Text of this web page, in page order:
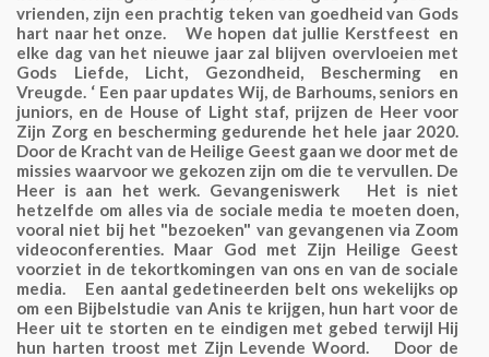
vrienden, zijn een prachtig teken van goedheid van Gods
hart naar het onze. We hopen dat jullie Kerstfeest en
elke dag van het nieuwe jaar zal blijven overvloeien met
Gods Liefde, Licht, Gezondheid, Bescherming en
Vreugde. ‘ Een paar updates Wij, de Barhoums, seniors en
juniors, en de House of Light staf, prijzen de Heer voor
Zijn Zorg en bescherming gedurende het hele jaar 2020.
Door de Kracht van de Heilige Geest gaan we door met de
missies waarvoor we gekozen zijn om die te vervullen. De
Heer is aan het werk. Gevangeniswerk Het is niet
hetzelfde om alles via de sociale media te moeten doen,
vooral niet bij het "bezoeken" van gevangenen via Zoom
videoconferenties. Maar God met Zijn Heilige Geest
voorziet in de tekortkomingen van ons en van de sociale
media. Een aantal gedetineerden belt ons wekelijks op
om een Bijbelstudie van Anis te krijgen, hun hart voor de
Heer uit te storten en te eindigen met gebed terwijl Hij
hun harten troost met Zijn Levende Woord. Door de